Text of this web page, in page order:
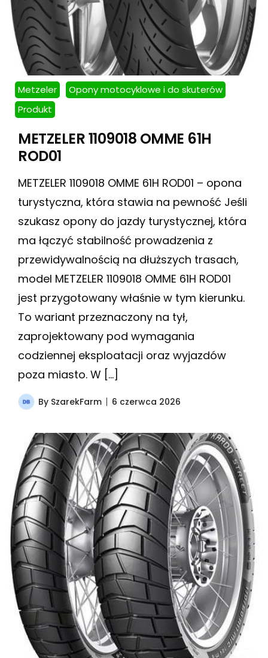
Metzeler
Opony motocyklowe i do skuterów
Produkt
METZELER 1109018 OMME 61H
ROD01
METZELER 1109018 OMME 61H ROD01 – opona
turystyczna, która stawia na pewność Jeśli
szukasz opony do jazdy turystycznej, która
ma łączyć stabilność prowadzenia z
przewidywalnością na dłuższych trasach,
model METZELER 1109018 OMME 61H ROD01
jest przygotowany właśnie w tym kierunku.
To wariant przeznaczony na tył,
zaprojektowany pod wymagania
codziennej eksploatacji oraz wyjazdów
poza miasto. W […]
By SzarekFarm 6 czerwca 2026